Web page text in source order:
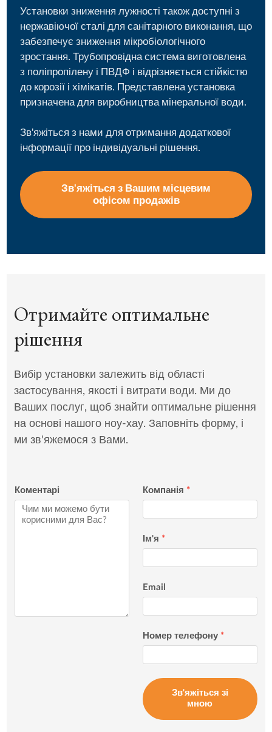
Установки зниження лужності також доступні з
нержавіючої сталі для санітарного виконання, що
забезпечує зниження мікробіологічного
зростання. Трубопровідна система виготовлена
з поліпропілену і ПВДФ і відрізняється стійкістю
до корозії і хімікатів. Представлена установка
призначена для виробництва мінеральної води.
Зв'яжіться з нами для отримання додаткової
інформації про індивідуальні рішення.
Зв'яжіться з Вашим місцевим
офісом продажів
Отримайте оптимальне
рішення
Вибір установки залежить від області
застосування, якості і витрати води. Ми до
Ваших послуг, щоб знайти оптимальне рішення
на основі нашого ноу-хау. Заповніть форму, і
ми зв'яжемося з Вами.
Коментарі Компанія *
Ім'я *
Email
Номер телефону *
Зв'яжіться зі
мною